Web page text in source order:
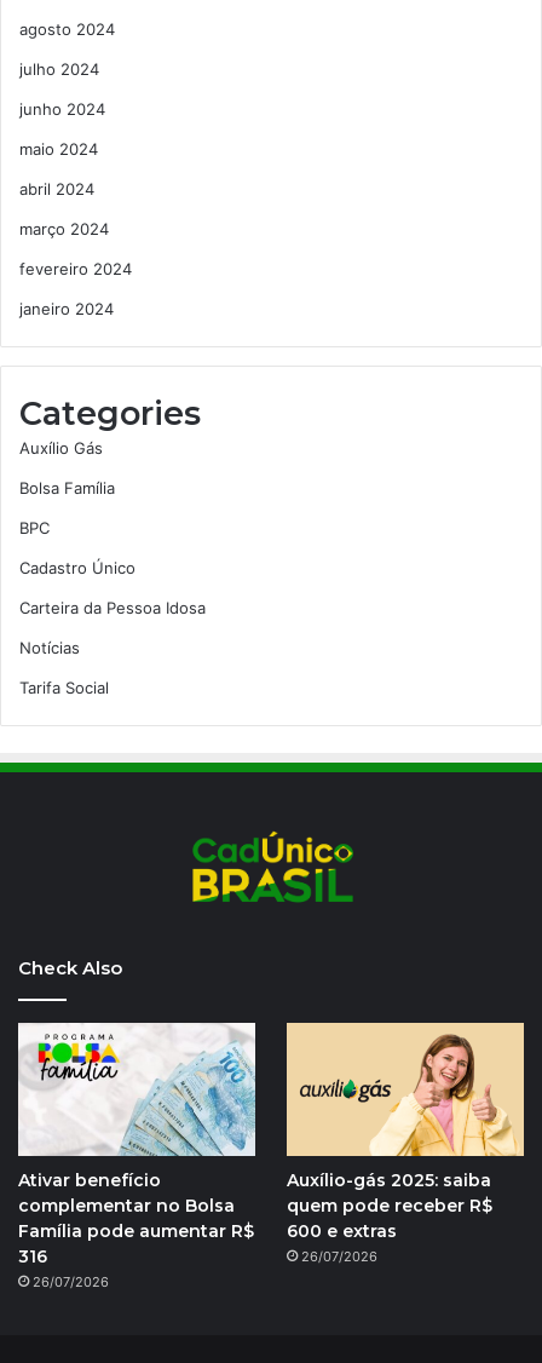
agosto 2024
julho 2024
junho 2024
maio 2024
abril 2024
março 2024
fevereiro 2024
janeiro 2024
Categories
Auxílio Gás
Bolsa Família
BPC
Cadastro Único
Carteira da Pessoa Idosa
Notícias
Tarifa Social
Check Also
Ativar benefício
complementar no Bolsa
Família pode aumentar R$
316
26/07/2026
Auxílio-gás 2025: saiba
quem pode receber R$
600 e extras
26/07/2026